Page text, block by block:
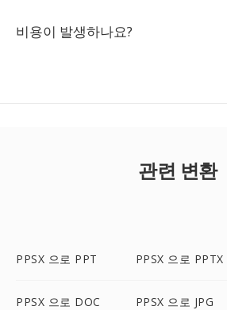
비용이 발생하나요?
관련 변환
PPSX 으로 PPT PPSX 으로 PPTX
PPSX 으로 DOC PPSX 으로 JPG